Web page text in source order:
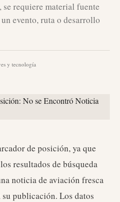
requiere material fuente
evento, ruta o desarrollo
y tecnología
de posición, ya que
resultados de búsqueda
noticia de aviación fresca
publicación. Los datos